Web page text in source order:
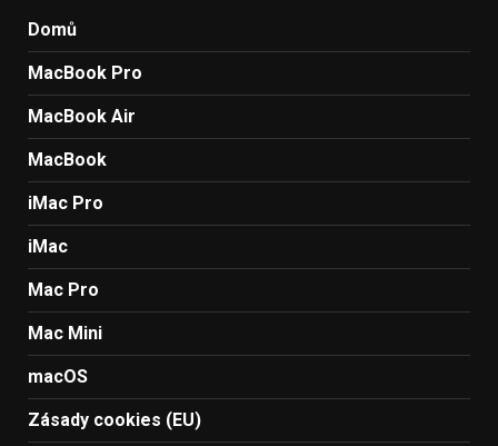
Domů
MacBook Pro
MacBook Air
MacBook
iMac Pro
iMac
Mac Pro
Mac Mini
macOS
Zásady cookies (EU)